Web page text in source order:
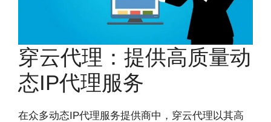
穿云代理：提供高质量动
态IP代理服务
在众多动态IP代理服务提供商中，穿云代理以其高